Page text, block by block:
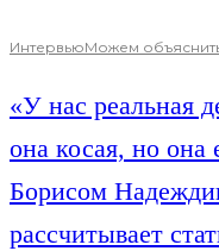
ИнтервьюМожем
«У нас реальная
она косая, но она
Борисом
рассчитывает